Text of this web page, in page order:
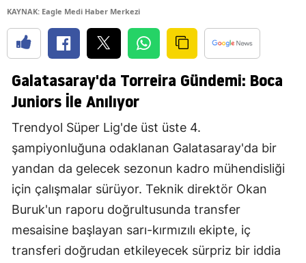
KAYNAK: Eagle Medi Haber Merkezi
Galatasaray'da Torreira Gündemi: Boca
Juniors İle Anılıyor
Trendyol Süper Lig'de üst üste 4.
şampiyonluğuna odaklanan Galatasaray'da bir
yandan da gelecek sezonun kadro mühendisliği
için çalışmalar sürüyor. Teknik direktör Okan
Buruk'un raporu doğrultusunda transfer
mesaisine başlayan sarı-kırmızılı ekipte, iç
transferi doğrudan etkileyecek sürpriz bir iddia